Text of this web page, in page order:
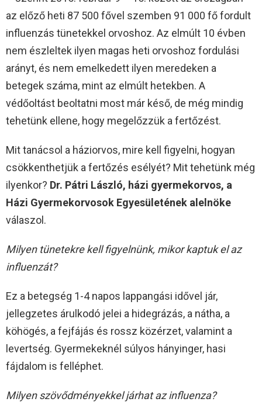
az előző heti 87 500 fővel szemben 91 000 fő fordult
influenzás tünetekkel orvoshoz. Az elmúlt 10 évben
nem észleltek ilyen magas heti orvoshoz fordulási
arányt, és nem emelkedett ilyen meredeken a
betegek száma, mint az elmúlt hetekben. A
védőoltást beoltatni most már késő, de még mindig
tehetünk ellene, hogy megelőzzük a fertőzést.
Mit tanácsol a háziorvos, mire kell figyelni, hogyan
csökkenthetjük a fertőzés esélyét? Mit tehetünk még
ilyenkor? Dr. Pátri László, házi gyermekorvos, a
Házi Gyermekorvosok Egyesületének alelnöke
válaszol.
Milyen tünetekre kell figyelnünk, mikor kaptuk el az
influenzát?
Ez a betegség 1-4 napos lappangási idővel jár,
jellegzetes árulkodó jelei a hidegrázás, a nátha, a
köhögés, a fejfájás és rossz közérzet, valamint a
levertség. Gyermekeknél súlyos hányinger, hasi
fájdalom is felléphet.
Milyen szövődményekkel járhat az influenza?